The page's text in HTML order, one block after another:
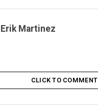
Erik Martinez
CLICK TO COMMENT